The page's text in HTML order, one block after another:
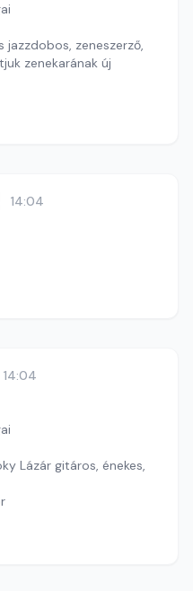
jazzdobos, zeneszerző,
zenekarának új
14:04
14:04
Lázár gitáros, énekes,